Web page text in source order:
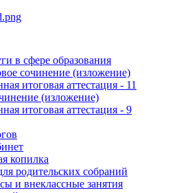
в сфере образования
сочинение (изложение)
итоговая аттестация - 11
(изложение)
итоговая аттестация - 9
копилка
родительских собраний
и внеклассные занятия